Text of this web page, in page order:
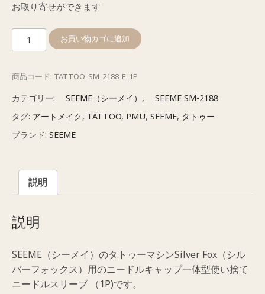
お取り寄せができます
ー
イ
シ
バ
ー
ォ
ク
ス
使
捨
て
ニ
お買い物カゴに追加
商品コード: TATTOO-SM-2188-E-1P
カテゴリー: SEEME（シーメイ） ,
SEEME SM-2188
タグ: アートメイク, TATTOO, PMU, SEEME, タトゥー
ブランド: SEEME
説明
説明
SEEME（シーメイ）のタトゥーマシンSilver Fox（シル
バーフォックス）用のニードルキャップ一体型使い捨て
ニードルスリーブ （1P)です。